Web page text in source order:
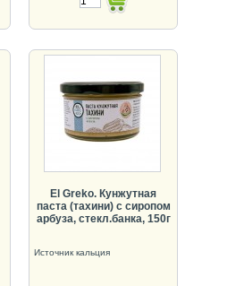
El Greko. Кунжутная
паста (тахини) с сиропом
арбуза, стекл.банка, 150г
Источник кальция